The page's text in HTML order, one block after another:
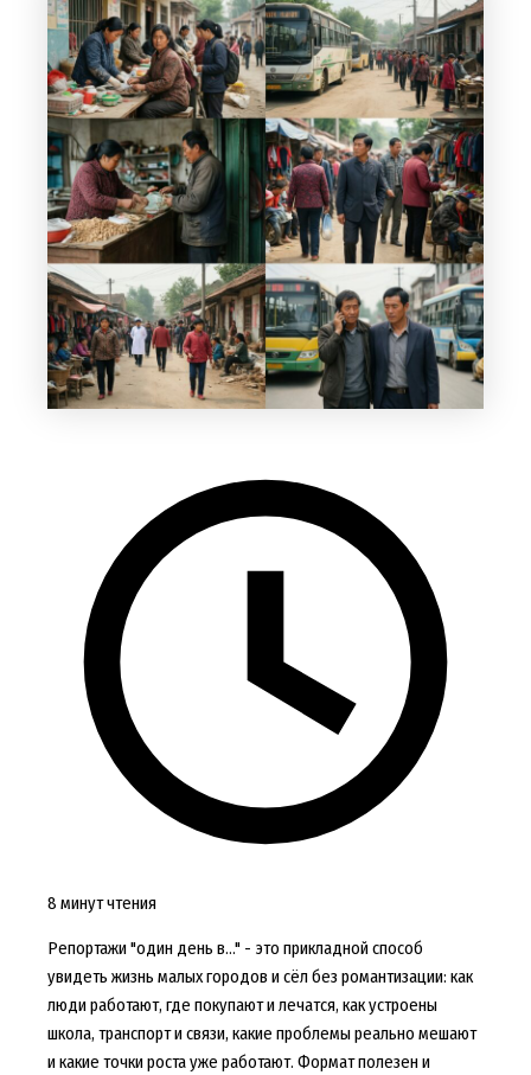
8 минут чтения
Репортажи "один день в..." - это прикладной способ
увидеть жизнь малых городов и сёл без романтизации: как
люди работают, где покупают и лечатся, как устроены
школа, транспорт и связи, какие проблемы реально мешают
и какие точки роста уже работают. Формат полезен и